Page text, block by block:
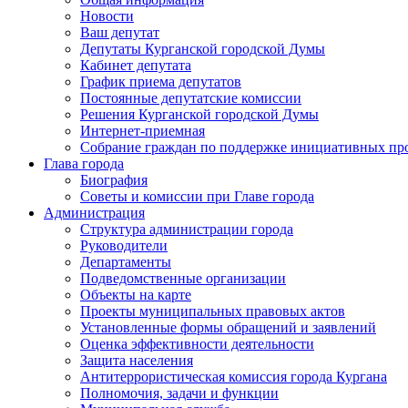
Новости
Ваш депутат
Депутаты Курганской городской Думы
Кабинет депутата
График приема депутатов
Постоянные депутатские комиссии
Решения Курганской городской Думы
Интернет-приемная
Собрание граждан по поддержке инициативных
Глава города
Биография
Советы и комиссии при Главе города
Администрация
Структура администрации города
Руководители
Департаменты
Подведомственные организации
Объекты на карте
Проекты муниципальных правовых актов
Установленные формы обращений и заявлений
Оценка эффективности деятельности
Защита населения
Антитеррористическая комиссия города Кургана
Полномочия, задачи и функции